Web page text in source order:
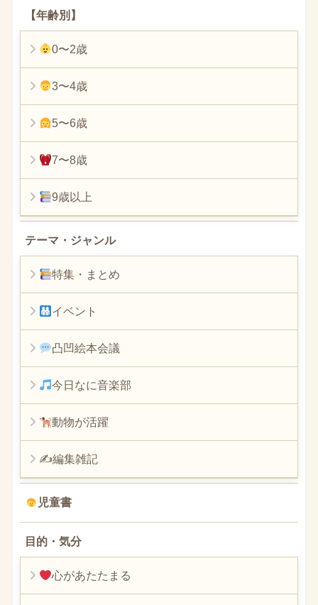
【年齢別】
0〜2歳
3〜4歳
5〜6歳
7〜8歳
9歳以上
テーマ・ジャンル
特集・まとめ
イベント
凸凹絵本会議
今日なに音楽部
動物が活躍
✍編集雑記
児童書
目的・気分
心があたたまる